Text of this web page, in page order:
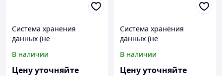
Система хранения
данных (не
Huawei 5120-S-S-64G-AC
2408-001 OceanStor 5120
В наличии
Цену уточняйте
Система хранения
данных (не
Huawei D2020-64G-SAS-AC
OceanStor Dorado 2020
В наличии
Цену уточняйте